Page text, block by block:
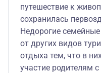
путешествие к
сохранилась
Недорогие
от других видов
отдыха тем, что в
участие родителям